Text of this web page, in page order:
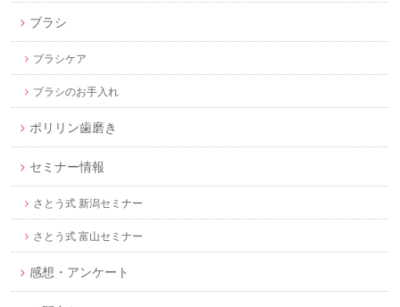
ブラシ
ブラシケア
ブラシのお手入れ
ポリリン歯磨き
セミナー情報
さとう式 新潟セミナー
さとう式 富山セミナー
感想・アンケート